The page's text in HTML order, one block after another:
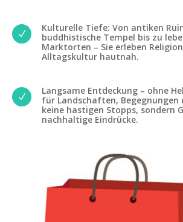
N
Kulturelle Tiefe: Von antiken
buddhistische Tempel bis zu
Marktorten – Sie erleben
Alltagskultur hautnah.
N
Langsame Entdeckung – ohne
für Landschaften, Begegnungen
keine hastigen Stopps, sondern
nachhaltige Eindrücke.